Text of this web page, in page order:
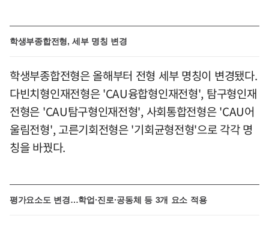
학생부종합전형, 세부 명칭 변경
학생부종합전형은 올해부터 전형 세부 명칭이 변경됐다.
다빈치형인재전형은 'CAU융합형인재전형', 탐구형인재
전형은 'CAU탐구형인재전형', 사회통합전형은 'CAU어
울림전형', 고른기회전형은 '기회균형전형'으로 각각 명
칭을 바꿨다.
평가요소도 변경…학업·진로·공동체 등 3개 요소 적용